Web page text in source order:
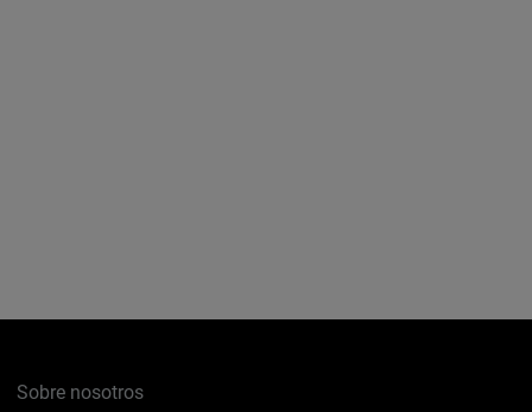
Sobre nosotros